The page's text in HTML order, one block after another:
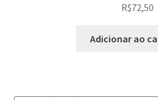
R$72,50
Adicionar ao